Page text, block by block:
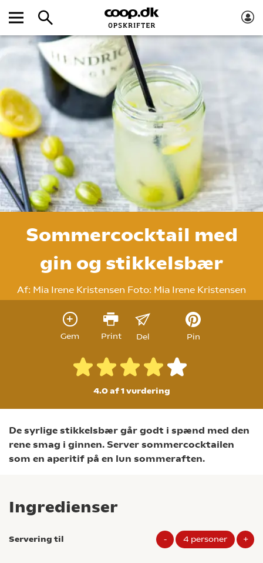
Sommercocktail med
gin og stikkelsbær
Af: Mia Irene Kristensen Foto: Mia Irene Kristensen
Gem Print Del Pin
4.0 af 1vurdering
De syrlige stikkelsbær går godt i spænd med den
rene smag i ginnen. Server sommercocktailen
som en aperitif på en lun sommeraften.
Ingredienser
Servering til - 4 personer +